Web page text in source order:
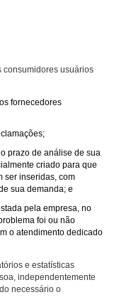
consumidores usuários
fornecedores
prazo de análise de sua
criado para que
ser inseridas, com
sua demanda; e
pela empresa, no
foi ou não
o atendimento dedicado
e estatísticas
independentemente
necessário o